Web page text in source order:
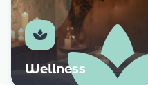
Wellness